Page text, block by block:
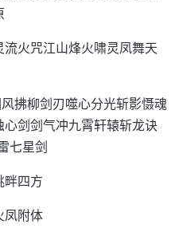
火咒江山烽火啸灵凤舞天
拂柳剑刃噬心分光斩影慑魂
剑剑气冲九霄轩辕斩龙诀
七星剑
畔四方
凤附体